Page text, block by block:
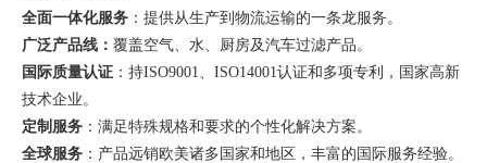
全面一体化服务 ：提供从生产到物流运输的一条龙服务。
广泛产品线： 覆盖空气、水、厨房及汽车过滤产品。
国际质量认证 ：持ISO9001、ISO14001认证和多项专利，国家高新
技术企业。
定制服务 ：满足特殊规格和要求的个性化解决方案。
全球服务 ：产品远销欧美诸多国家和地区，丰富的国际服务经验。